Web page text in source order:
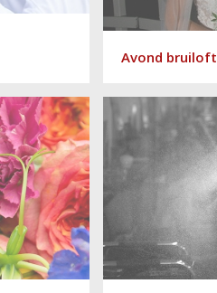
Avond bruiloft